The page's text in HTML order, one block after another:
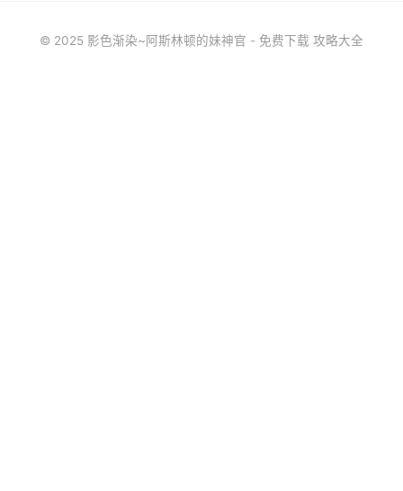
© 2025 影色渐染~阿斯林顿的妹神官 - 免费下载 攻略大全